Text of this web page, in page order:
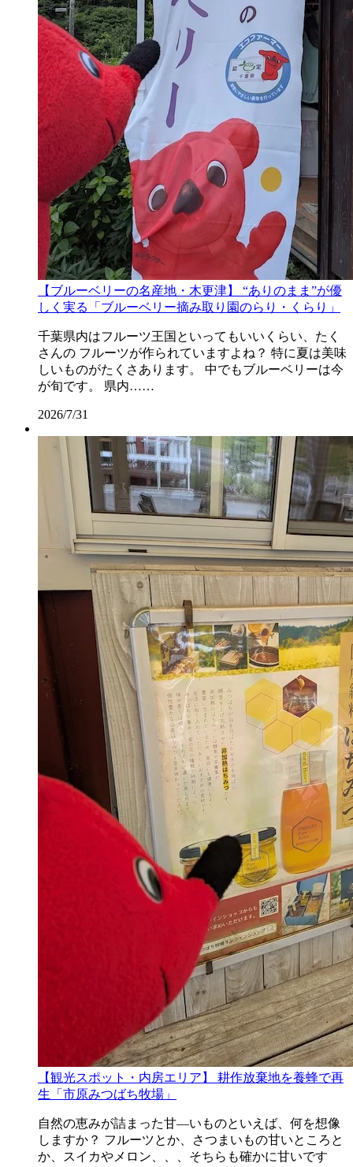
【ブルーベリーの名産地・木更津】 “ありのまま”が優
しく実る「ブルーベリー摘み取り園のらり・くらり」
千葉県内はフルーツ王国といってもいいくらい、たく
さんの フルーツが作られていますよね？ 特に夏は美味
しいものがたくさあります。 中でもブルーベリーは今
が旬です。 県内……
2026/7/31
【観光スポット・内房エリア】 耕作放棄地を養蜂で再
生「市原みつばち牧場」
自然の恵みが詰まった甘―いものといえば、何を想像
しますか？ フルーツとか、さつまいもの甘いところと
か、スイカやメロン、、、そちらも確かに甘いです